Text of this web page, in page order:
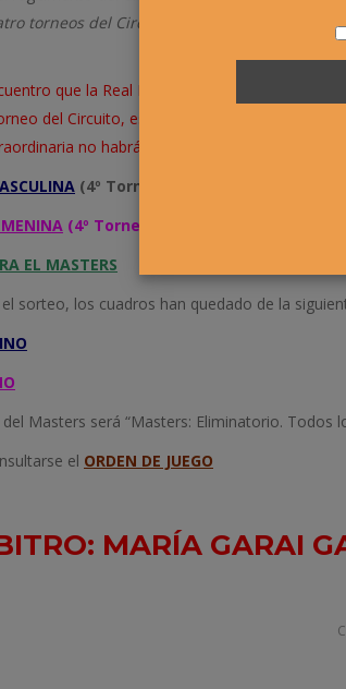
torneos del Circuito y el Campeonato
que la Real Federación Española de
del Circuito, este tuvo que aplazarse
no habrá inscripción para el Masters
(4º Torneo)
(4º Torneo)
EL MASTERS
sorteo, los cuadros han quedado de la
Masters será “Masters: Eliminatorio.
el ORDEN DE JUEGO
MARÍA GARAI